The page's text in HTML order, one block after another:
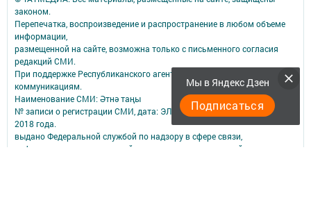
Мы в Яндекс Дзен
Подписаться
законом.
Перепечатка, воспроизведение и распространение в любом объеме
информации,
размещенной на сайте, возможна только с письменного согласия
редакций СМИ.
При поддержке Республиканского агентства по печати и массовым
коммуникациям.
Наименование СМИ: Әтнә таңы
№ записи о регистрации СМИ, дата: ЭЛ № ФС 77-73818 от 12 октября
2018 года.
выдано Федеральной службой по надзору в сфере связи,
информационных технологий и массовых коммуникаций